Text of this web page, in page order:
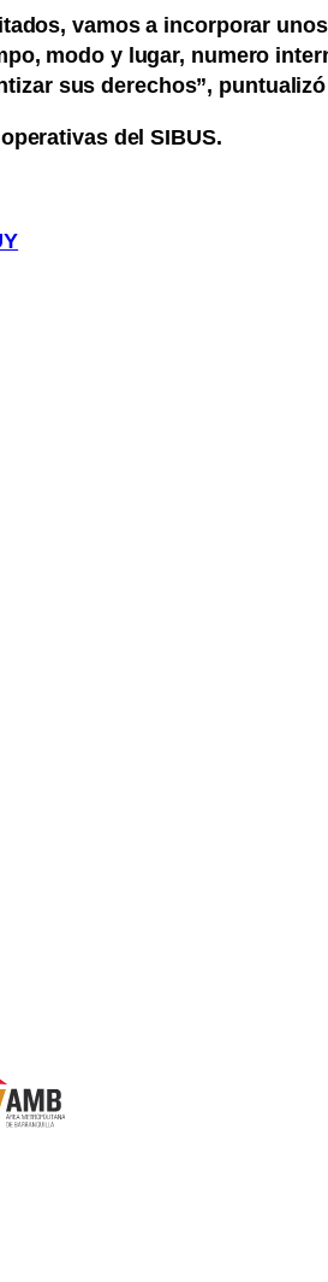
vamos a incorporar
modo y lugar, numero
sus derechos”,
del SIBUS.